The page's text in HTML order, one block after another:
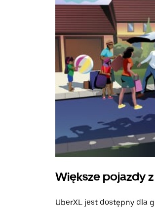
Większe pojazdy
UberXL jest dostępny dla